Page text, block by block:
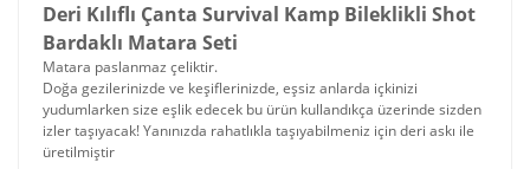
Deri Kılıflı Çanta Survival Kamp Bileklikli Shot
Bardaklı Matara Seti
Matara paslanmaz çeliktir.
Doğa gezilerinizde ve keşiflerinizde, eşsiz anlarda içkinizi
yudumlarken size eşlik edecek bu ürün kullandıkça üzerinde sizden
izler taşıyacak! Yanınızda rahatlıkla taşıyabilmeniz için deri askı ile
üretilmiştir